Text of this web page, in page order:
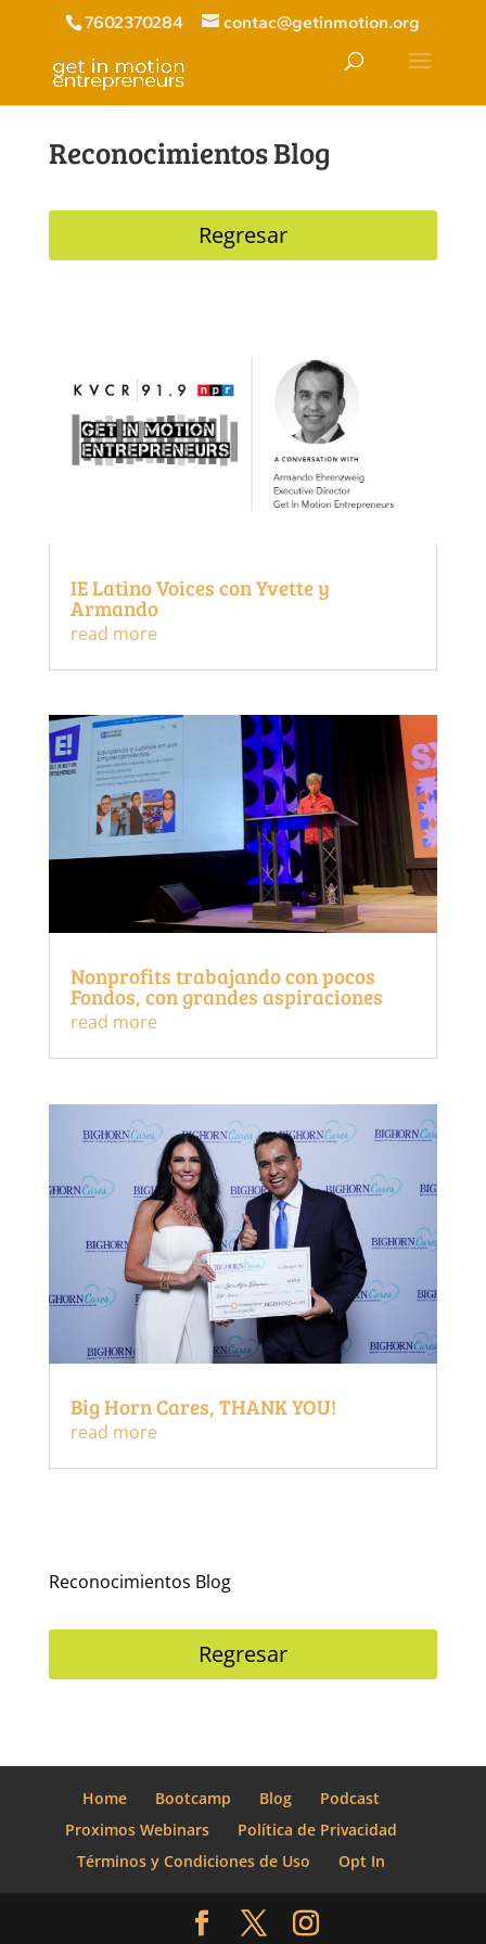
7602370284 contac@getinmotion.org
Reconocimientos Blog
Regresar
IE Latino Voices con Yvette y
Armando
read more
Nonprofits trabajando con pocos
Fondos, con grandes aspiraciones
read more
Big Horn Cares, THANK YOU!
read more
Reconocimientos Blog
Regresar
Home Bootcamp Blog
Podcast
Proximos Webinars
Política de Privacidad
Términos y Condiciones de Uso
Opt In